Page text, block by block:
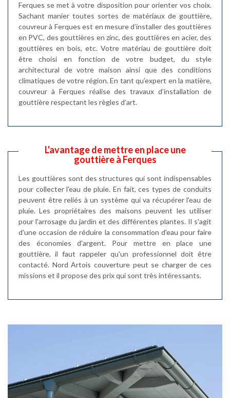
Ferques se met à votre disposition pour orienter vos choix.
Sachant manier toutes sortes de matériaux de gouttière,
couvreur à Ferques est en mesure d’installer des gouttières
en PVC, des gouttières en zinc, des gouttières en acier, des
gouttières en bois, etc. Votre matériau de gouttière doit
être choisi en fonction de votre budget, du style
architectural de votre maison ainsi que des conditions
climatiques de votre région. En tant qu’expert en la matière,
couvreur à Ferques réalise des travaux d’installation de
gouttière respectant les règles d’art.
L'avantage de mettre en place une
gouttière à Ferques
Les gouttières sont des structures qui sont indispensables
pour collecter l'eau de pluie. En fait, ces types de conduits
peuvent être reliés à un système qui va récupérer l'eau de
pluie. Les propriétaires des maisons peuvent les utiliser
pour l'arrosage du jardin et des différentes plantes. Il s'agit
d'une occasion de réduire la consommation d'eau pour faire
des économies d'argent. Pour mettre en place une
gouttière, il faut rappeler qu'un professionnel doit être
contacté. Nord Artois couverture peut se charger de ces
missions et il propose des prix qui sont très intéressants.